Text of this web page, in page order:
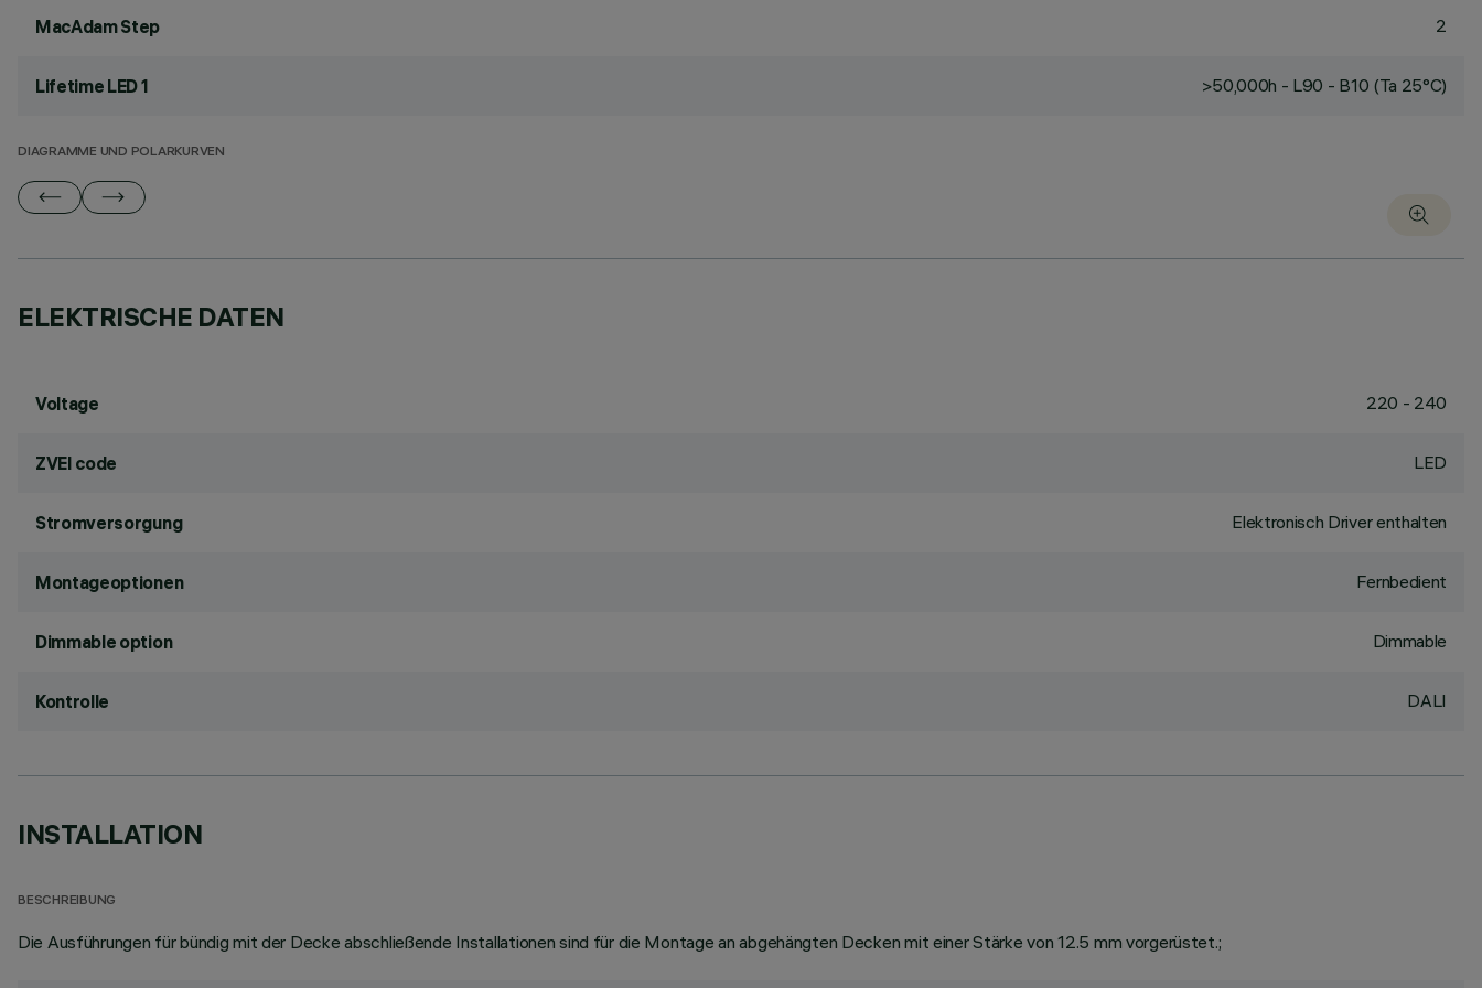
MacAdam Step 2
Lifetime LED 1 >50,000h - L90 - B10 (Ta 25°C)
DIAGRAMME UND POLARKURVEN
ELEKTRISCHE DATEN
Voltage 220 - 240
ZVEI code LED
Stromversorgung Elektronisch Driver enthalten
Montageoptionen Fernbedient
Dimmable option Dimmable
Kontrolle DALI
INSTALLATION
BESCHREIBUNG
Die Ausführungen für bündig mit der Decke abschließende Installationen sind für die Montage an abgehängten Decken mit einer Stärke von 12.5 mm vorgerüstet.;